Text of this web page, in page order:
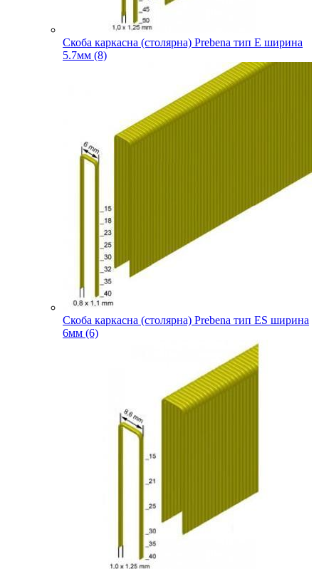
Скоба каркасна (столярна) Prebena тип E ширина
5.7мм (8)
Скоба каркасна (столярна) Prebena тип ES ширина
6мм (6)